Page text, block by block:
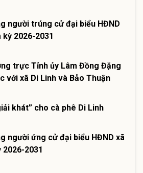
người trúng cử đại biểu HĐND
kỳ 2026-2031
trực Tỉnh ủy Lâm Đồng Đặng
với xã Di Linh và Bảo Thuận
khát” cho cà phê Di Linh
người ứng cử đại biểu HĐND xã
2026-2031